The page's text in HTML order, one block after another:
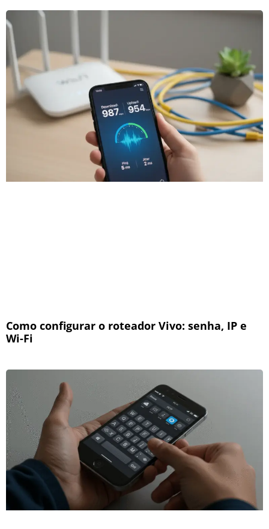
Como configurar o roteador Vivo: senha, IP e
Wi-Fi